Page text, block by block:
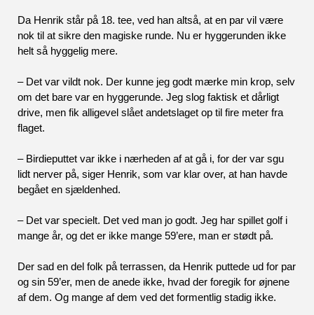
Da Henrik står på 18. tee, ved han altså, at en par vil være
nok til at sikre den magiske runde. Nu er hyggerunden ikke
helt så hyggelig mere.
– Det var vildt nok. Der kunne jeg godt mærke min krop, selv
om det bare var en hyggerunde. Jeg slog faktisk et dårligt
drive, men fik alligevel slået andetslaget op til fire meter fra
flaget.
– Birdieputtet var ikke i nærheden af at gå i, for der var sgu
lidt nerver på, siger Henrik, som var klar over, at han havde
begået en sjældenhed.
– Det var specielt. Det ved man jo godt. Jeg har spillet golf i
mange år, og det er ikke mange 59’ere, man er stødt på.
Der sad en del folk på terrassen, da Henrik puttede ud for par
og sin 59’er, men de anede ikke, hvad der foregik for øjnene
af dem. Og mange af dem ved det formentlig stadig ikke.